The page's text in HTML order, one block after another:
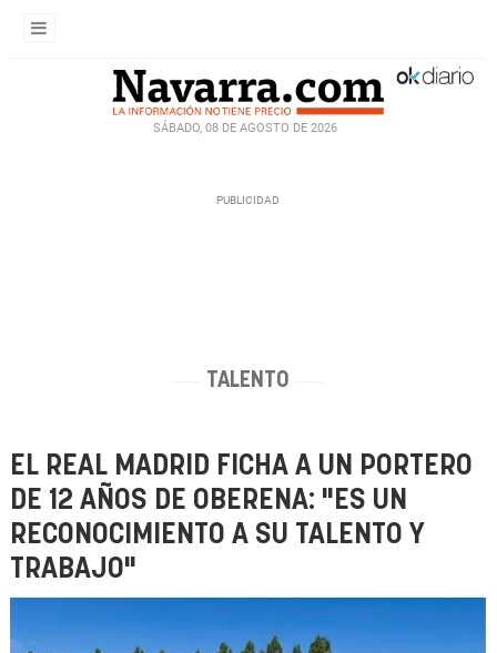
SÁBADO, 08 DE AGOSTO DE 2026
TALENTO
EL REAL MADRID FICHA A UN PORTERO
DE 12 AÑOS DE OBERENA: "ES UN
RECONOCIMIENTO A SU TALENTO Y
TRABAJO"